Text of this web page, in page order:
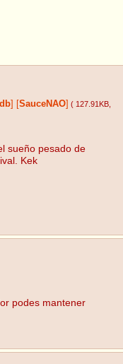
SauceNAO ( 127.91KB
sueño pesado de
Kek
podes mantener